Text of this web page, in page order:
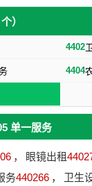
）
4402
4404
单一服务
， 眼镜出租
务440266 ， 卫生